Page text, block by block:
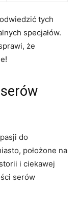
tych
specjałów.​
że
do
położone na
i ciekawej
serów